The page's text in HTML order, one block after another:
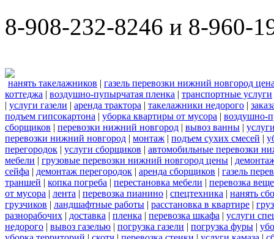
8-908-232-8246 и 8-960-
нанять такелажников | газель перевозки нижний новгород
коттеджа | воздушно-пупырчатая пленка | транспортные услуги
| услуги газели | аренда трактора | такелажники недорого |
подъем гипсокартона | уборка квартиры от мусора | воздушно-
сборщиков | перевозки нижний новгород | вывоз ванны |
перевозки нижний новгород | монтаж | подъем сухих смесей |
перегородок | услуги сборщиков | автомобильные перевозки
мебели | грузовые перевозки нижний новгород цены |
сейфа | демонтаж перегородок | аренда сборщиков | газель
траншей | копка погреба | перестановка мебели | перевозка
от мусора | лента | перевозка пианино | спецтехника | нанять
грузчиков | ландшафтные работы | расстановка в квартире |
разнорабочих | доставка | пленка | перевозка шкафа | услуги
недорого | вывоз газелью | погрузка газели | погрузка фуры |